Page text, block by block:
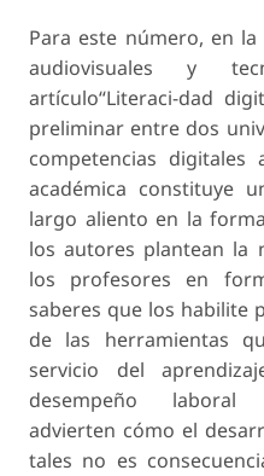
Para este número, en la
audiovisuales y
artículo“Literaci-dad
preliminar entre dos
competencias
académica constituye
largo aliento en la
los autores plantean la
los profesores en
saberes que los habilite
de las herramientas
servicio del
desempeño laboral
advierten cómo el
tales no es